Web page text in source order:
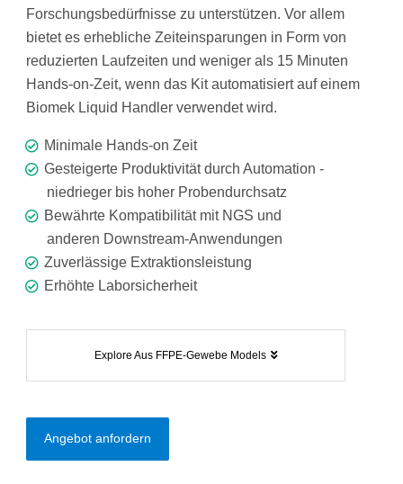
Forschungsbedürfnisse zu unterstützen. Vor allem
bietet es erhebliche Zeiteinsparungen in Form von
reduzierten Laufzeiten und weniger als 15 Minuten
Hands-on-Zeit, wenn das Kit automatisiert auf einem
Biomek Liquid Handler verwendet wird.
Minimale Hands-on Zeit
Gesteigerte Produktivität durch Automation -
niedrieger bis hoher Probendurchsatz
Bewährte Kompatibilität mit NGS und
anderen Downstream-Anwendungen
Zuverlässige Extraktionsleistung
Erhöhte Laborsicherheit
Explore Aus FFPE-Gewebe Models
Angebot anfordern